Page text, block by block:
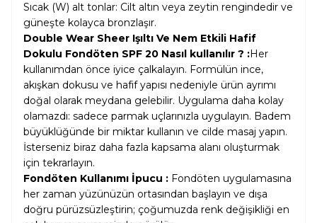
Sıcak (W) alt tonlar: Cilt altın veya zeytin rengindedir ve
güneşte kolayca bronzlaşır.
Double Wear Sheer Işıltı Ve Nem Etkili Hafif
Dokulu Fondöten SPF 20 Nasıl kullanılır ? :Her
kullanımdan önce iyice çalkalayın. Formülün ince,
akışkan dokusu ve hafif yapısı nedeniyle ürün ayrımı
doğal olarak meydana gelebilir. Uygulama daha kolay
olamazdı: sadece parmak uçlarınızla uygulayın. Badem
büyüklüğünde bir miktar kullanın ve cilde masaj yapın.
İsterseniz biraz daha fazla kapsama alanı oluşturmak
için tekrarlayın.
Fondöten Kullanımı İpucu : Fondöten uygulamasına
her zaman yüzünüzün ortasından başlayın ve dışa
doğru pürüzsüzleştirin; çoğumuzda renk değişikliği en